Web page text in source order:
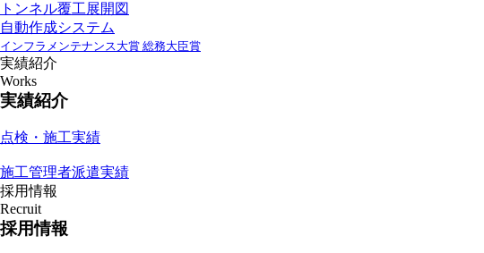
トンネル覆工展開図
自動作成システム
インフラメンテナンス大賞 総務大臣賞
実績紹介
Works
実績紹介
点検・施工実績
施工管理者派遣実績
採用情報
Recruit
採用情報